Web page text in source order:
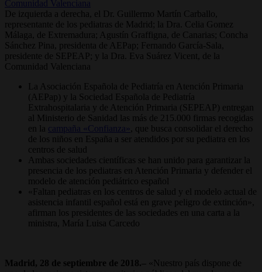
De izquierda a derecha, el Dr. Guillermo Martín Carballo,
representante de los pediatras de Madrid; la Dra. Celia Gomez
Málaga, de Extremadura; Agustín Graffigna, de Canarias; Concha
Sánchez Pina, presidenta de AEPap; Fernando García-Sala,
presidente de SEPEAP; y la Dra. Eva Suárez Vicent, de la
Comunidad Valenciana
La Asociación Española de Pediatría en Atención Primaria
(AEPap) y la Sociedad Española de Pediatría
Extrahospitalaria y de Atención Primaria (SEPEAP) entregan
al Ministerio de Sanidad las más de 215.000 firmas recogidas
en la campaña «Confianza» , que busca consolidar el derecho
de los niños en España a ser atendidos por su pediatra en los
centros de salud
Ambas sociedades científicas se han unido para garantizar la
presencia de los pediatras en Atención Primaria y defender el
modelo de atención pediátrico español
«Faltan pediatras en los centros de salud y el modelo actual de
asistencia infantil español está en grave peligro de extinción»,
afirman los presidentes de las sociedades en una carta a la
ministra, María Luisa Carcedo
Madrid, 28 de septiembre de 2018.– «Nuestro país dispone de